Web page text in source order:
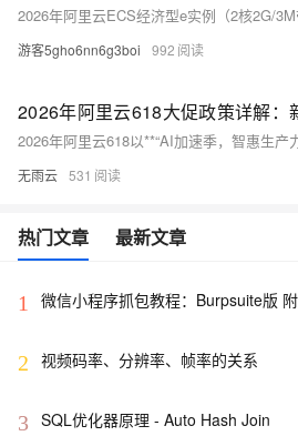
游客5gho6nn6g3boi 992
无雨云 531
热门文章 最新文章
1 微信小程序抓包教程：Burpsuite版
2 视频码率、分辨率、帧率的关系
3 SQL优化器原理 - Auto Hash Join